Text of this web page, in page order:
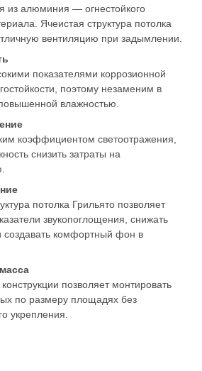
из алюминия — огнестойкого
Ячеистая структура потолка
вентиляцию при задымлении.
показателями коррозионной
поэтому незаменим в
влажностью.
коэффициентом светоотражения,
снизить затраты на
потолка Грильято позволяет
звукопоглощения, снижать
создавать комфортный фон в
позволяет монтировать
по размеру площадях без
укрепления.